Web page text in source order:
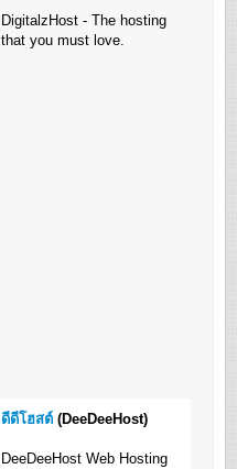
DigitalzHost - The hosting
that you must love.
ดีดีโฮสต์ (DeeDeeHost)
DeeDeeHost Web Hosting